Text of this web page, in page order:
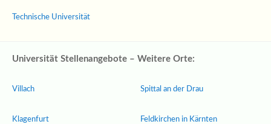
Technische Universität
Universität Stellenangebote – Weitere Orte:
Villach
Klagenfurt
Spittal an der Drau
Feldkirchen in Kärnten